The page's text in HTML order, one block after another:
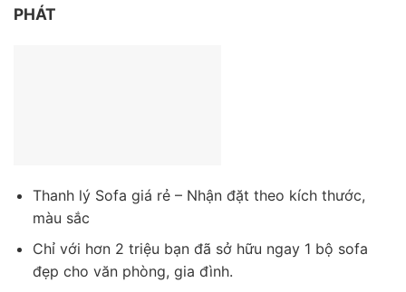
PHÁT
Thanh lý Sofa giá rẻ – Nhận đặt theo kích thước,
màu sắc
Chỉ với hơn 2 triệu bạn đã sở hữu ngay 1 bộ sofa
đẹp cho văn phòng, gia đình.